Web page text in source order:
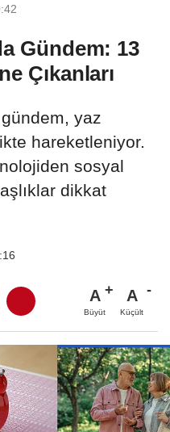
Gündem: 13
Çıkanları
yaz
hareketleniyor.
sosyal
dikkat
A
Büyüt
A
Küçült